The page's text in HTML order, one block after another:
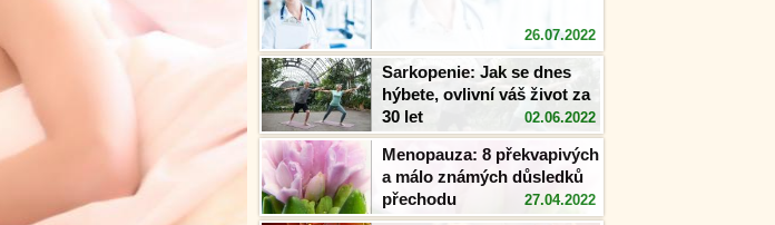
26.07.2022
Sarkopenie: Jak se dnes
hýbete, ovlivní váš život za
30 let
02.06.2022
Menopauza: 8 překvapivých
a málo známých důsledků
přechodu
27.04.2022